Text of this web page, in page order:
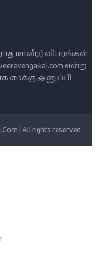
மாவீரர் விபரங்கள்
என்ற
எமக்கு அனுப்பி
| All rights reserved